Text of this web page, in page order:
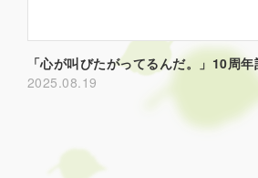
2025.08.19